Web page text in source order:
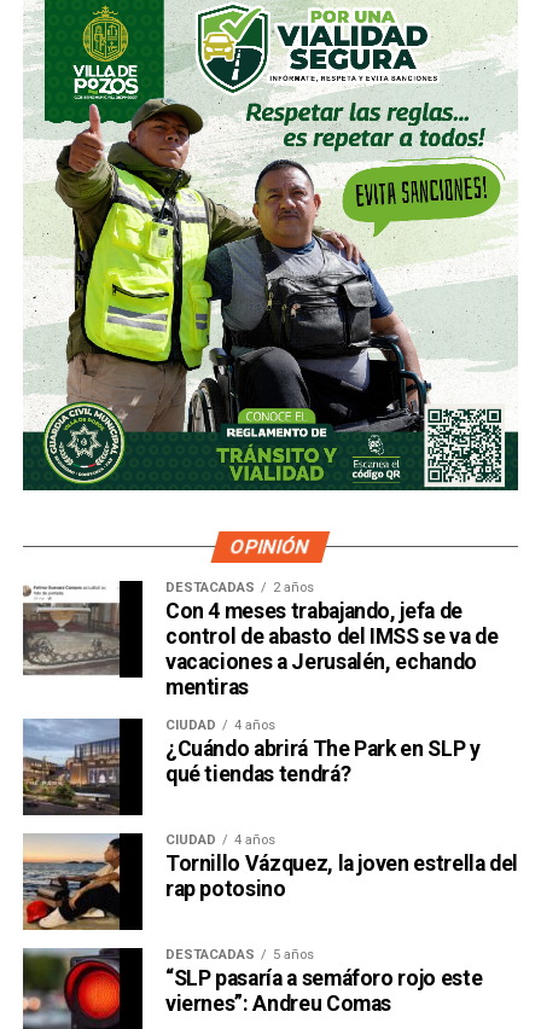
OPINIÓN
DESTACADAS 2 años
Con 4 meses trabajando, jefa de
control de abasto del IMSS se va de
vacaciones a Jerusalén, echando
mentiras
CIUDAD 4 años
¿Cuándo abrirá The Park en SLP y
qué tiendas tendrá?
CIUDAD 4 años
Tornillo Vázquez, la joven estrella del
rap potosino
DESTACADAS 5 años
“SLP pasaría a semáforo rojo este
viernes”: Andreu Comas